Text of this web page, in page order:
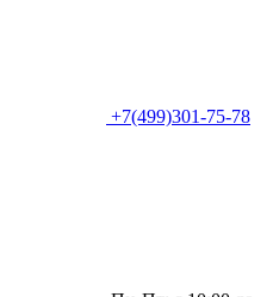
+7(499)301-75-78